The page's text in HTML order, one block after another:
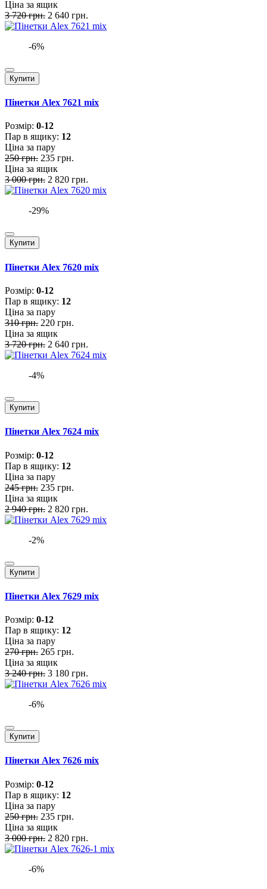
Ціна за ящик
3 720 грн. 2 640 грн.
-6%
Купити
Пінетки Alex 7621 mix
Розмiр: 0-12
Пар в ящику: 12
Ціна за пару
250 грн. 235 грн.
Ціна за ящик
3 000 грн. 2 820 грн.
-29%
Купити
Пінетки Alex 7620 mix
Розмiр: 0-12
Пар в ящику: 12
Ціна за пару
310 грн. 220 грн.
Ціна за ящик
3 720 грн. 2 640 грн.
-4%
Купити
Пінетки Alex 7624 mix
Розмiр: 0-12
Пар в ящику: 12
Ціна за пару
245 грн. 235 грн.
Ціна за ящик
2 940 грн. 2 820 грн.
-2%
Купити
Пінетки Alex 7629 mix
Розмiр: 0-12
Пар в ящику: 12
Ціна за пару
270 грн. 265 грн.
Ціна за ящик
3 240 грн. 3 180 грн.
-6%
Купити
Пінетки Alex 7626 mix
Розмiр: 0-12
Пар в ящику: 12
Ціна за пару
250 грн. 235 грн.
Ціна за ящик
3 000 грн. 2 820 грн.
-6%